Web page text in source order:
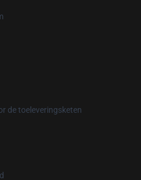
de toeleveringsketen